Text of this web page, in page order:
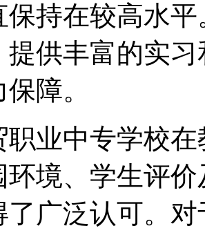
保持在较高水
提供丰富的实
障。
职业中专学校
环境、学生评
了广泛认可。